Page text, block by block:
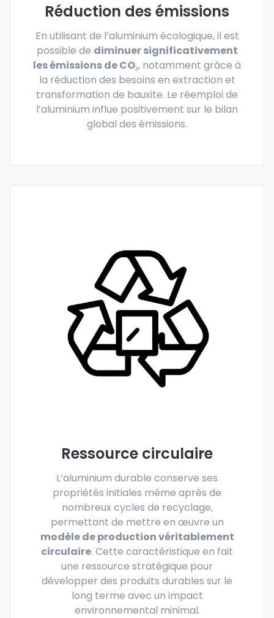
Réduction des émissions
En utilisant de l’aluminium écologique, il est
possible de diminuer significativement
les émissions de CO₂, notamment grâce à
la réduction des besoins en extraction et
transformation de bauxite. Le réemploi de
l’aluminium influe positivement sur le bilan
global des émissions.
Ressource circulaire
L’aluminium durable conserve ses
propriétés initiales même après de
nombreux cycles de recyclage,
permettant de mettre en œuvre un
modèle de production véritablement
circulaire. Cette caractéristique en fait
une ressource stratégique pour
développer des produits durables sur le
long terme avec un impact
environnemental minimal.